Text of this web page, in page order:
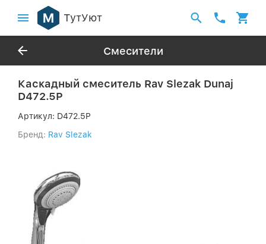
ТутУют
Смесители
Каскадный смеситель Rav Slezak Dunaj
D472.5P
Артикул: D472.5P
Бренд: Rav Slezak